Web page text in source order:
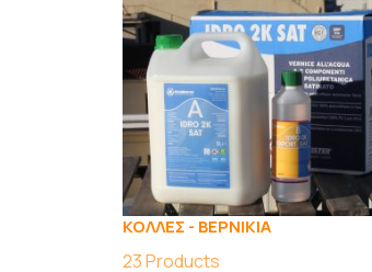
ΚΟΛΛΕΣ - ΒΕΡΝΙΚΙΑ
23Products